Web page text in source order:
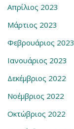
Απρίλιος 2023
Μάρτιος 2023
Φεβρουάριος 2023
Ιανουάριος 2023
Δεκέμβριος 2022
Νοέμβριος 2022
Οκτώβριος 2022